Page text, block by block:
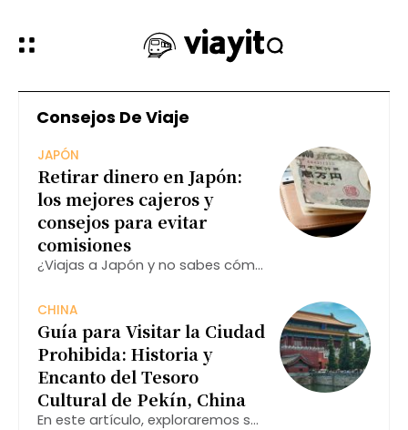
Consejos De Viaje
JAPÓN
Retirar dinero en Japón:
los mejores cajeros y
consejos para evitar
comisiones
¿Viajas a Japón y no sabes cómo
Descubre qué bancos, cajeros y
tarjetas son tus mejores aliados
para evitar comisiones y
aprovechar al máximo
CHINA
Guía para Visitar la Ciudad
Prohibida: Historia y
Encanto del Tesoro
Cultural de Pekín, China
En este artículo, exploraremos su